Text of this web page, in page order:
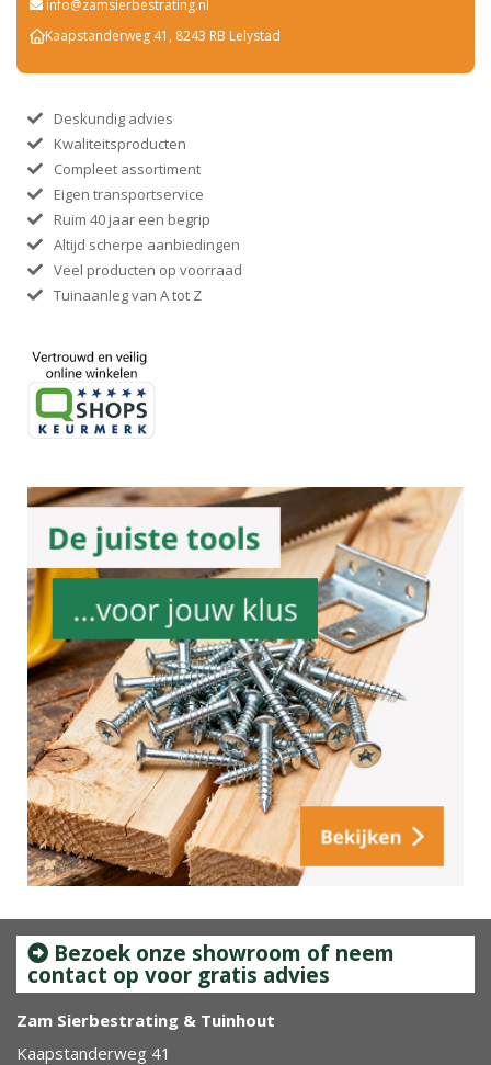
info@zamsierbestrating.nl
Kaapstanderweg 41, 8243 RB Lelystad
Deskundig advies
Kwaliteitsproducten
Compleet assortiment
Eigen transportservice
Ruim 40 jaar een begrip
Altijd scherpe aanbiedingen
Veel producten op voorraad
Tuinaanleg van A tot Z
Bezoek onze showroom of neem
contact op voor gratis advies
Zam Sierbestrating & Tuinhout
Kaapstanderweg 41